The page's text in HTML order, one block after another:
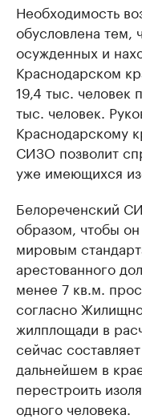
Необходимость
обусловлена тем,
осужденных и
Краснодарском
19,4 тыс. человек
тыс. человек.
Краснодарскому
СИЗО позволит
уже имеющихся
Белореченский
образом, чтобы
мировым
арестованного
менее 7 кв.м.
согласно
жилплощади в
сейчас
дальнейшем в
перестроить
одного человека.